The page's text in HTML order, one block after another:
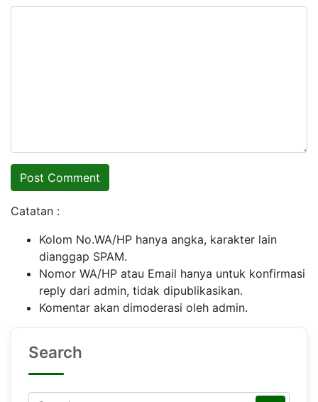
Catatan :
Kolom No.WA/HP hanya angka, karakter lain
dianggap SPAM.
Nomor WA/HP atau Email hanya untuk konfirmasi
reply dari admin, tidak dipublikasikan.
Komentar akan dimoderasi oleh admin.
Search